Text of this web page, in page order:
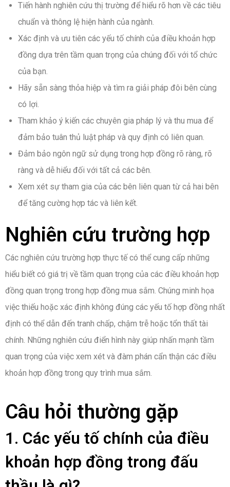
Tiến hành nghiên cứu thị trường để hiểu rõ hơn về các tiêu
chuẩn và thông lệ hiện hành của ngành.
Xác định và ưu tiên các yếu tố chính của điều khoản hợp
đồng dựa trên tầm quan trọng của chúng đối với tổ chức
của bạn.
Hãy sẵn sàng thỏa hiệp và tìm ra giải pháp đôi bên cùng
có lợi.
Tham khảo ý kiến các chuyên gia pháp lý và thu mua để
đảm bảo tuân thủ luật pháp và quy định có liên quan.
Đảm bảo ngôn ngữ sử dụng trong hợp đồng rõ ràng, rõ
ràng và dễ hiểu đối với tất cả các bên.
Xem xét sự tham gia của các bên liên quan từ cả hai bên
để tăng cường hợp tác và liên kết.
Nghiên cứu trường hợp
Các nghiên cứu trường hợp thực tế có thể cung cấp những
hiểu biết có giá trị về tầm quan trọng của các điều khoản hợp
đồng quan trọng trong hợp đồng mua sắm. Chúng minh họa
việc thiếu hoặc xác định không đúng các yếu tố hợp đồng nhất
định có thể dẫn đến tranh chấp, chậm trễ hoặc tổn thất tài
chính. Những nghiên cứu điển hình này giúp nhấn mạnh tầm
quan trọng của việc xem xét và đàm phán cẩn thận các điều
khoản hợp đồng trong quy trình mua sắm.
Câu hỏi thường gặp
1. Các yếu tố chính của điều
khoản hợp đồng trong đấu